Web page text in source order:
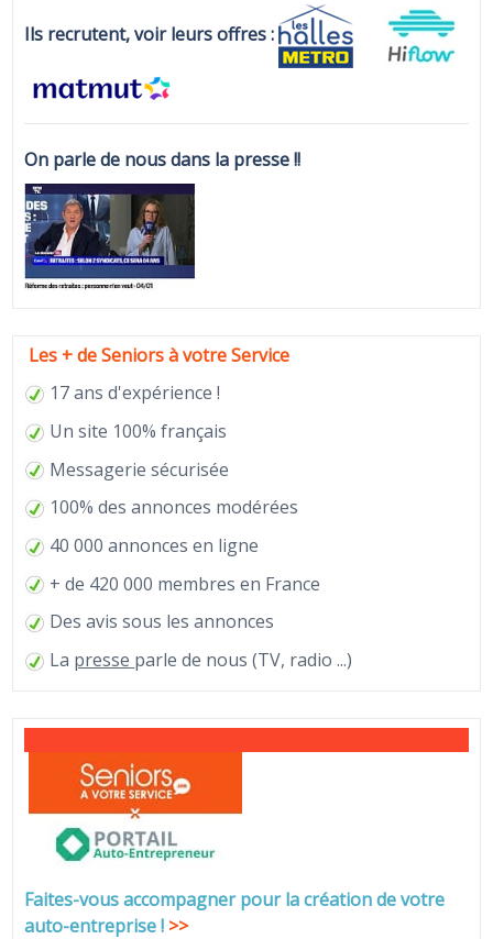
Ils recrutent, voir leurs offres :
On parle de nous dans la presse !!
Les + de Seniors à votre Service
17 ans d'expérience !
Un site 100% français
Messagerie sécurisée
100% des annonces modérées
40 000 annonces en ligne
+ de 420 000 membres en France
Des avis sous les annonces
La presse parle de nous (TV, radio ...)
Faites-vous accompagner pour la création de votre
auto-entreprise! >>